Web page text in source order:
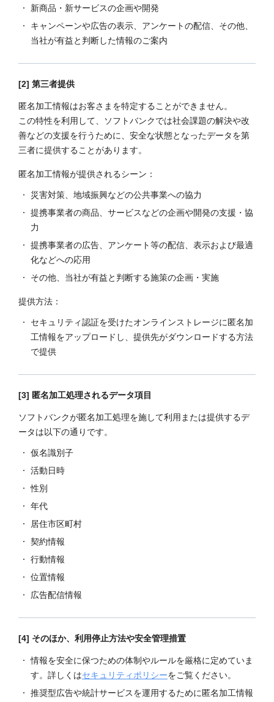
新商品・新サービスの企画や開発
キャンペーンや広告の表示、アンケートの配信、その他、
当社が有益と判断した情報のご案内
[2] 第三者提供
匿名加工情報はお客さまを特定することができません。
この特性を利用して、ソフトバンクでは社会課題の解決や改
善などの支援を行うために、安全な状態となったデータを第
三者に提供することがあります。
匿名加工情報が提供されるシーン：
災害対策、地域振興などの公共事業への協力
提携事業者の商品、サービスなどの企画や開発の支援・協
力
提携事業者の広告、アンケート等の配信、表示および最適
化などへの応用
その他、当社が有益と判断する施策の企画・実施
提供方法：
セキュリティ認証を受けたオンラインストレージに匿名加
工情報をアップロードし、提供先がダウンロードする方法
で提供
[3] 匿名加工処理されるデータ項目
ソフトバンクが匿名加工処理を施して利用または提供するデ
ータは以下の通りです。
仮名識別子
活動日時
性別
年代
居住市区町村
契約情報
行動情報
位置情報
広告配信情報
[4] そのほか、利用停止方法や安全管理措置
情報を安全に保つための体制やルールを厳格に定めていま
す。詳しくはセキュリティポリシーをご覧ください。
推奨型広告や統計サービスを運用するために匿名加工情報